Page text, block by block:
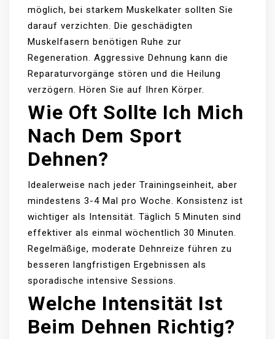
möglich, bei starkem Muskelkater sollten Sie
darauf verzichten. Die geschädigten
Muskelfasern benötigen Ruhe zur
Regeneration. Aggressive Dehnung kann die
Reparaturvorgänge stören und die Heilung
verzögern. Hören Sie auf Ihren Körper.
Wie Oft Sollte Ich Mich
Nach Dem Sport
Dehnen?
Idealerweise nach jeder Trainingseinheit, aber
mindestens 3-4 Mal pro Woche. Konsistenz ist
wichtiger als Intensität. Täglich 5 Minuten sind
effektiver als einmal wöchentlich 30 Minuten.
Regelmäßige, moderate Dehnreize führen zu
besseren langfristigen Ergebnissen als
sporadische intensive Sessions.
Welche Intensität Ist
Beim Dehnen Richtig?